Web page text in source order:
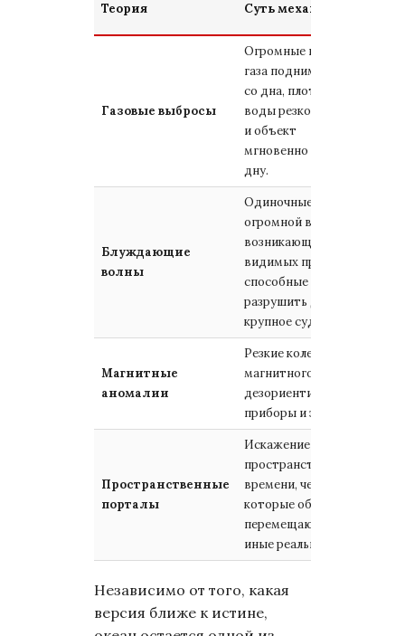
Теория Суть механизма
Газовые выбросы
Огромные пузыри
газа поднимаются
со дна, плотность
воды резко падает,
и объект
мгновенно идет ко
дну.
Блуждающие
волны
Одиночные волны
огромной высоты,
возникающие без
видимых причин и
способные
разрушить даже
крупное судно.
Магнитные
аномалии
Резкие колебания
магнитного поля,
дезориентирующие
приборы и экипаж.
Пространственные
порталы
Искажение ткани
пространства-
времени, через
которые объекты
перемещаются в
иные реальности.
Независимо от того, какая
версия ближе к истине,